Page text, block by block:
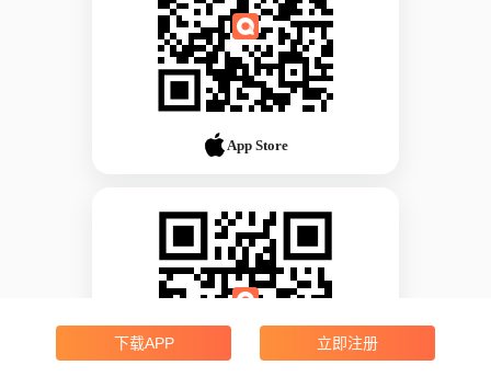
App Store
下载APP 立即注册